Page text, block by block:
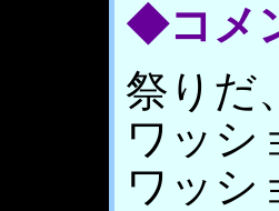
◆コメ
祭りだ
ワッシ
ワッシ